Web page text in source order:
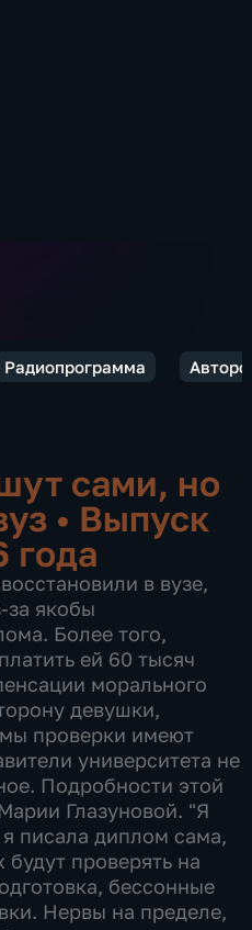
Радиопрограмма
сами, но
• Выпуск
года
в вузе,
за якобы
Более того,
ей 60 тысяч
морального
девушки,
проверки имеют
университета не
Подробности этой
Глазуновой. "Я
писала диплом сама,
будут проверять на
бессонные
Нервы на пределе,